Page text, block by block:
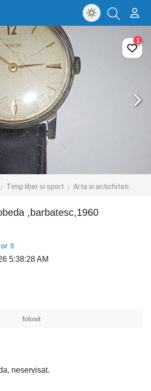
Timp liber si sport Arta si antichitati
1
,barbatesc,1960
5
5:38:28 AM
folosit
neservisat.